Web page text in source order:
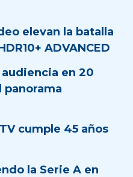
elevan la batalla
ADVANCED
en 20
panorama
cumple 45 años
la Serie A en